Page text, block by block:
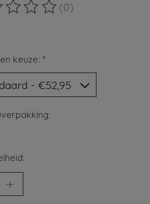
van dit product is
(0)
keuze: *